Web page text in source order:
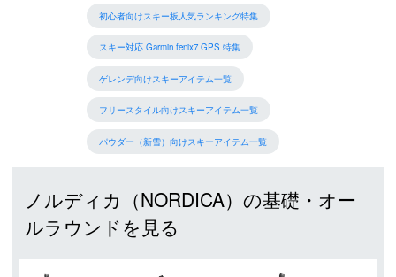
初心者向けスキー板人気ランキング特集
スキー対応 Garmin fenix7 GPS 特集
ゲレンデ向けスキーアイテム一覧
フリースタイル向けスキーアイテム一覧
パウダー（新雪）向けスキーアイテム一覧
ノルディカ（NORDICA）の基礎・オー
ルラウンドを見る